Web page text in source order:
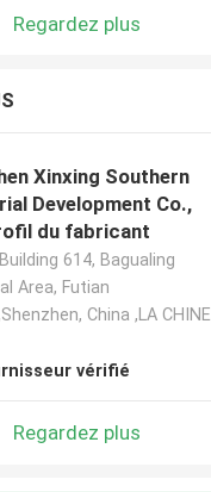
Regardez plus
Xinxing Southern
Development Co.,
du fabricant
614, Bagualing
Area, Futian
China ,LA CHINE
vérifié
Regardez plus